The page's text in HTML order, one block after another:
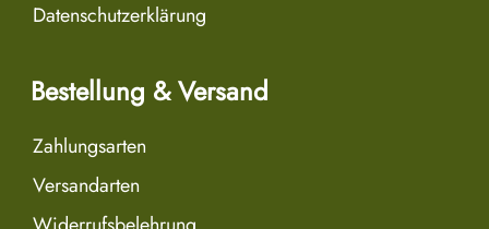
Datenschutzerklärung
Bestellung & Versand
Zahlungsarten
Versandarten